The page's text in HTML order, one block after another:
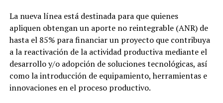
La nueva línea está destinada para que quienes
apliquen obtengan un aporte no reintegrable (ANR) de
hasta el 85% para financiar un proyecto que contribuya
a la reactivación de la actividad productiva mediante el
desarrollo y/o adopción de soluciones tecnológicas, así
como la introducción de equipamiento, herramientas e
innovaciones en el proceso productivo.